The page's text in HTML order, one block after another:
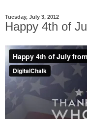
Tuesday, July 3, 2012
Happy 4th of